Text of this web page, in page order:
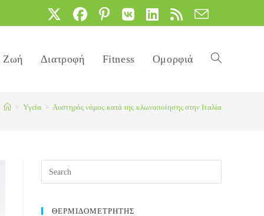
Ζωή Διατροφή Fitness Ομορφιά Toggle
> Yγεία > Αυστηρός νόμος κατά της κλωνοποίησης στην Ιταλία
ΘΕΡΜΙΔΟΜΕΤΡΗΤΗΣ